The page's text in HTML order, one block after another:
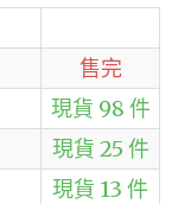
售完
現貨 98 件
現貨 25 件
現貨 13 件